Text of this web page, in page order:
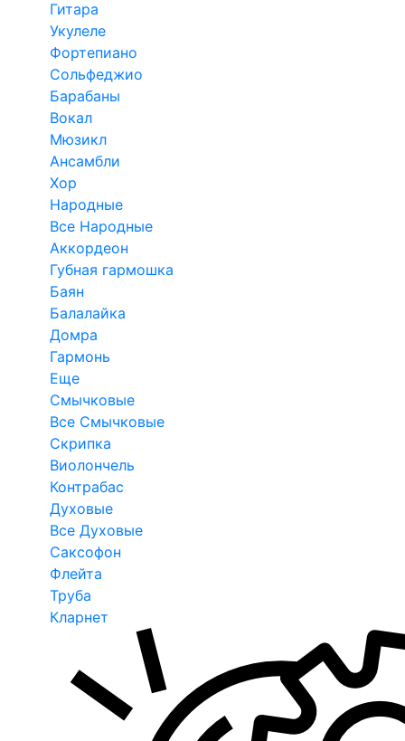
Гитара
Укулеле
Фортепиано
Сольфеджио
Барабаны
Вокал
Мюзикл
Ансамбли
Хор
Народные
Все Народные
Аккордеон
Губная гармошка
Баян
Балалайка
Домра
Гармонь
Еще
Смычковые
Все Смычковые
Скрипка
Виолончель
Контрабас
Духовые
Все Духовые
Саксофон
Флейта
Труба
Кларнет